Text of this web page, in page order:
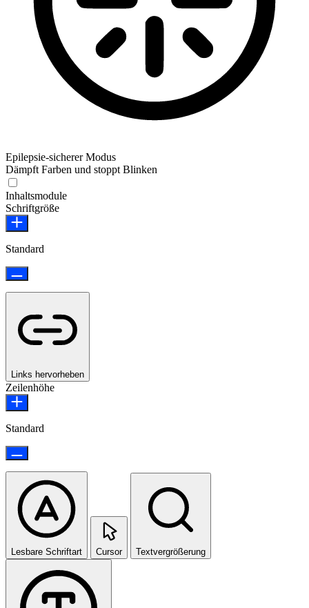
Epilepsie-sicherer Modus
Dämpft Farben und stoppt Blinken
Inhaltsmodule
Schriftgröße
Standard
Links hervorheben
Zeilenhöhe
Standard
Lesbare Schriftart Cursor Textvergrößerung